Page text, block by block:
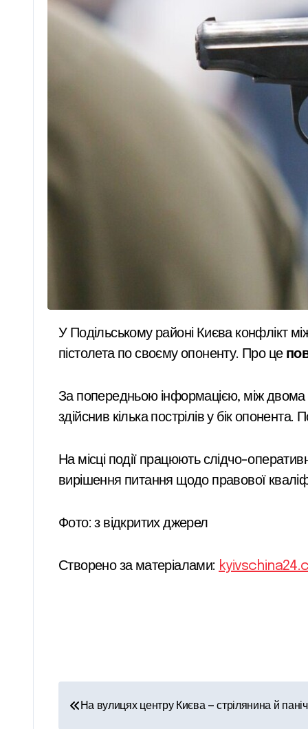
У Подільському районі Києва конфлікт між чоловіками переріс у стрілянину — один із учасників відкрив вогонь із травматичного
пістолета по своєму опоненту. Про це
За попередньою інформацією, між двома
здійснив кілька пострілів у бік
На місці події працюють слідчо-
вирішення питання щодо правової
Фото: з відкритих джерел
Створено за матеріалами:
а
На вулицях центру Києва — стрілянина й